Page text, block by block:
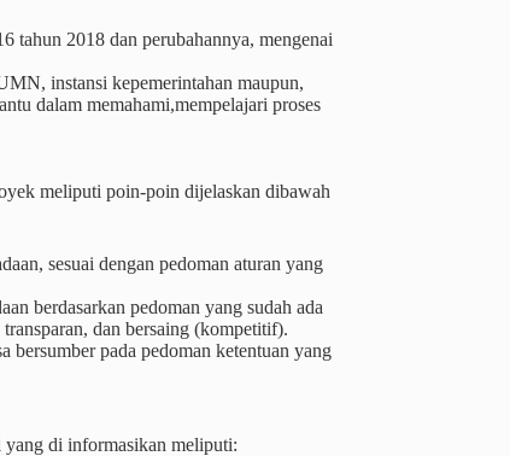
tahun 2018 dan perubahannya, mengenai
instansi kepemerintahan maupun,
dalam memahami,mempelajari proses
meliputi poin-poin dijelaskan dibawah
sesuai dengan pedoman aturan yang
berdasarkan pedoman yang sudah ada
dan bersaing (kompetitif).
bersumber pada pedoman ketentuan yang
yang di informasikan meliputi: